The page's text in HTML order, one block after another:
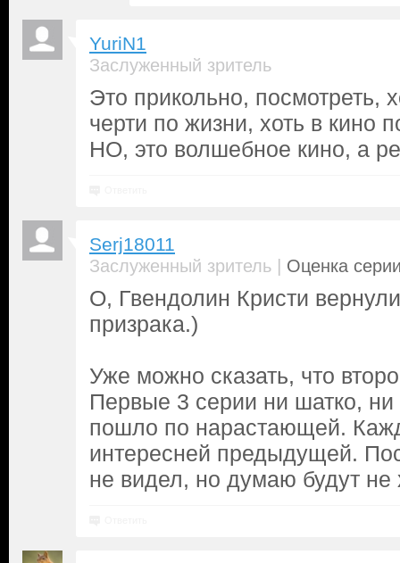
YuriN1
Заслуженный зритель
Это прикольно, посмотреть,
черти по жизни, хоть в кино
НО, это волшебное кино, а
Serj18011
Заслуженный зритель | Оценка
О, Гвендолин Кристи
призрака.)
Уже можно сказать, что
Первые 3 серии ни шатко, ни
пошло по нарастающей.
интересней предыдущей.
не видел, но думаю будут не